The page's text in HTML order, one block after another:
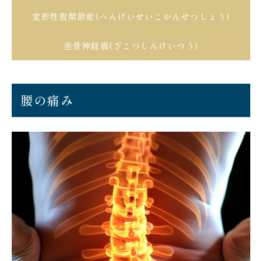
変形性股関節症(へんけいせいこかんせつしょう)
坐骨神経痛(ざこつしんけいつう)
腰の痛み